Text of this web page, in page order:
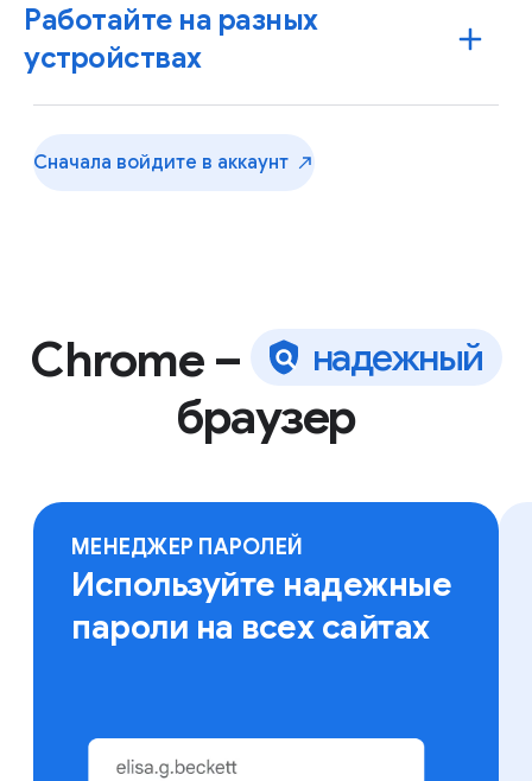
Работайте на разных
устройствах
данные будут доступны вам на любом устройстве.
Просто войдите в Chrome.
Сначала войдите в аккаунт
Chrome – надежный
браузер
МЕНЕДЖЕР ПАРОЛЕЙ
Используйте надежные
пароли на всех сайтах